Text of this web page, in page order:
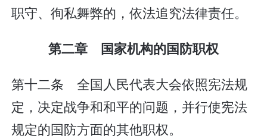
职守、徇私舞弊的，依法追究法律责任。
第二章 国家机构的国防职权
第十二条 全国人民代表大会依照宪法规
定，决定战争和和平的问题，并行使宪法
规定的国防方面的其他职权。